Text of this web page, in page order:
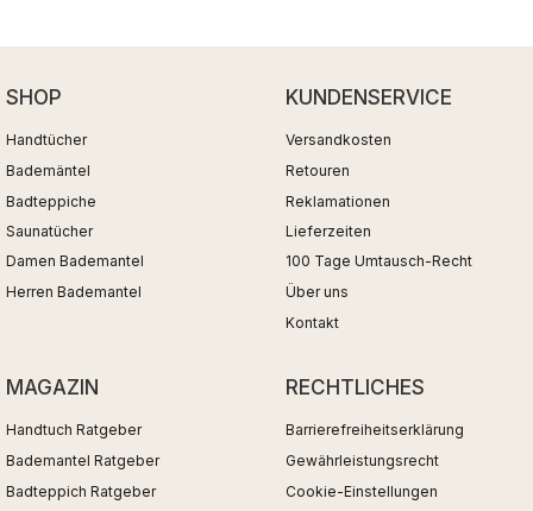
SHOP
Handtücher
Bademäntel
Badteppiche
Saunatücher
Damen Bademantel
Herren Bademantel
KUNDENSERVICE
Versandkosten
Retouren
Reklamationen
Lieferzeiten
100 Tage Umtausch-Recht
Über uns
Kontakt
MAGAZIN
Handtuch Ratgeber
Bademantel Ratgeber
Badteppich Ratgeber
RECHTLICHES
Barrierefreiheitserklärung
Gewährleistungsrecht
Cookie-Einstellungen